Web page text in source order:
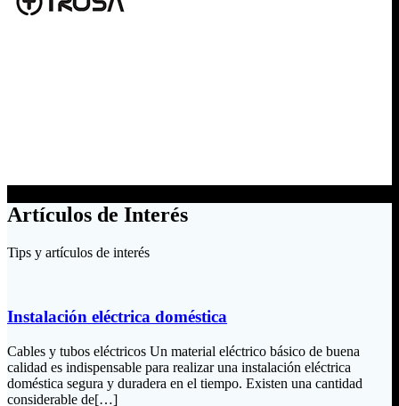
Artículos de Interés
Tips y artículos de interés
Instalación eléctrica doméstica
Cables y tubos eléctricos Un material eléctrico básico de buena
calidad es indispensable para realizar una instalación eléctrica
doméstica segura y duradera en el tiempo. Existen una cantidad
considerable de[…]